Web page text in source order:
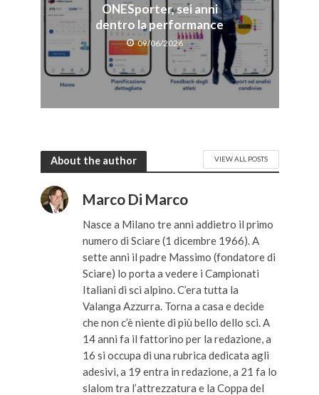
ONESporter, sei anni
dentro la performance
09/06/2026
About the author VIEW ALL POSTS
Marco Di Marco
Nasce a Milano tre anni addietro il primo
numero di Sciare (1 dicembre 1966). A
sette anni il padre Massimo (fondatore di
Sciare) lo porta a vedere i Campionati
Italiani di sci alpino. C’era tutta la
Valanga Azzurra. Torna a casa e decide
che non c’è niente di più bello dello sci. A
14 anni fa il fattorino per la redazione, a
16 si occupa di una rubrica dedicata agli
adesivi, a 19 entra in redazione, a 21 fa lo
slalom tra l’attrezzatura e la Coppa del